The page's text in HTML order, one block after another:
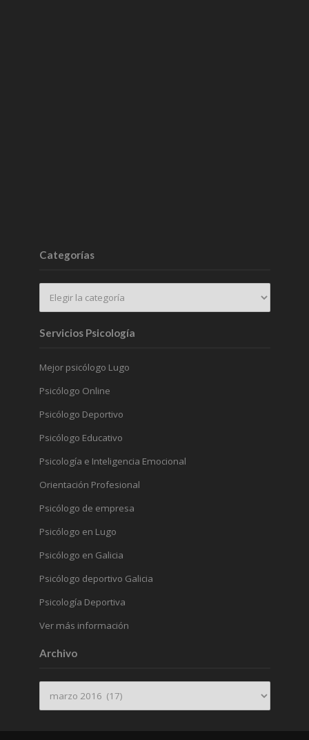
Categorías
Servicios Psicología
Mejor psicólogo Lugo
Psicólogo Online
Psicólogo Deportivo
Psicólogo Educativo
Psicología e Inteligencia Emocional
Orientación Profesional
Psicólogo de empresa
Psicólogo en Lugo
Psicólogo en Galicia
Psicólogo deportivo Galicia
Psicología Deportiva
Ver más información
Archivo
Archivo